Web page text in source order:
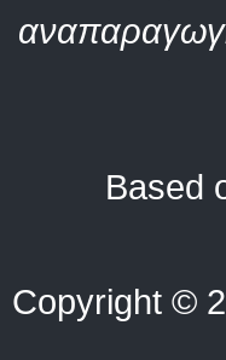
Based
Copyright ©